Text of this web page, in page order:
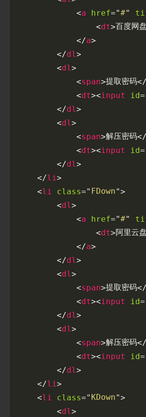
<a href="#"
<dt>百度网盘
</a>
</dl>
<dl>
<span>提取密码</
<dt><input id=
</dl>
<dl>
<span>解压密码</
<dt><input id=
</dl>
</li>
<li class=" FDown">
<dl>
<a href="#"
<dt>阿里云盘
</a>
</dl>
<dl>
<span>提取密码</
<dt><input id=
</dl>
<dl>
<span>解压密码</
<dt><input id=
</dl>
</li>
<li class=" KDown">
<dl>